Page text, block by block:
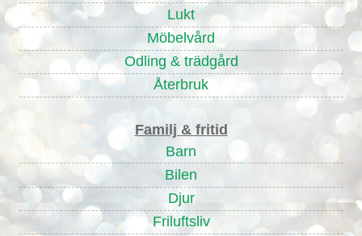
Lukt
Möbelvård
Odling & trädgård
Återbruk
Familj & fritid
Barn
Bilen
Djur
Friluftsliv